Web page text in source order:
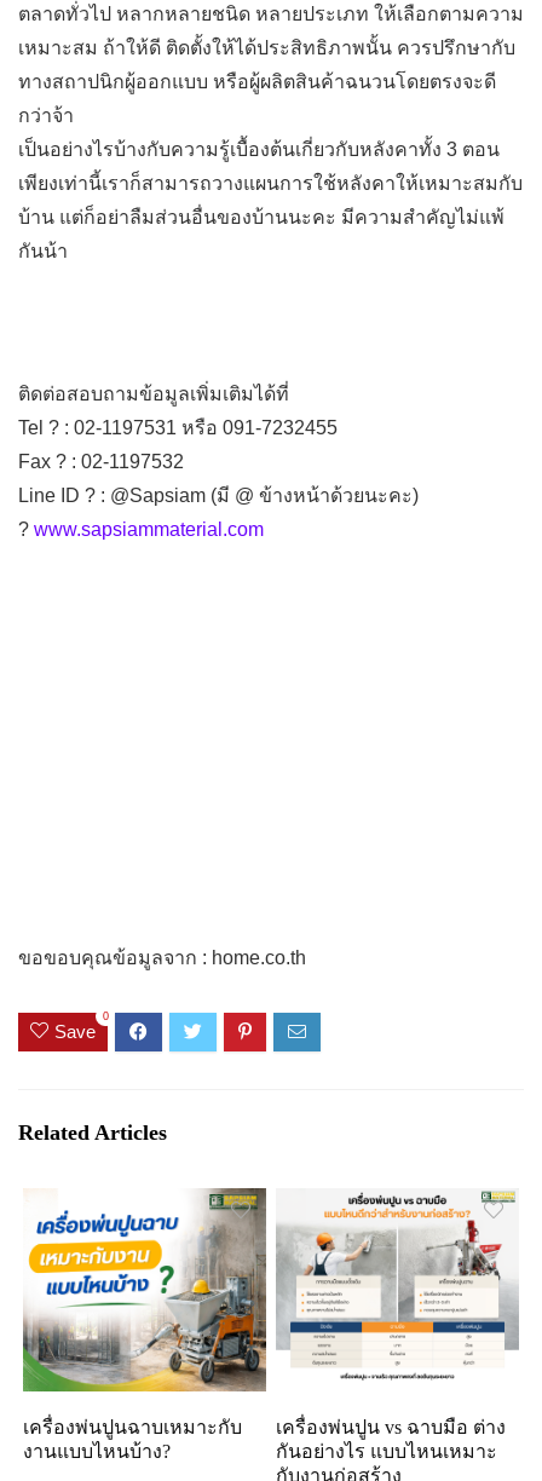
ตลาดทั่วไป หลากหลายชนิด หลายประเภท ให้เลือกตามความ
เหมาะสม ถ้าให้ดี ติดตั้งให้ได้ประสิทธิภาพนั้น ควรปรึกษากับ
ทางสถาปนิกผู้ออกแบบ หรือผู้ผลิตสินค้าฉนวนโดยตรงจะดี
กว่าจ้า
เป็นอย่างไรบ้างกับความรู้เบื้องต้นเกี่ยวกับหลังคาทั้ง 3 ตอน
เพียงเท่านี้เราก็สามารถวางแผนการใช้หลังคาให้เหมาะสมกับ
บ้าน แต่ก็อย่าลืมส่วนอื่นของบ้านนะคะ มีความสำคัญไม่แพ้
กันน้า
ติดต่อสอบถามข้อมูลเพิ่มเติมได้ที่
Tel ? : 02-1197531 หรือ 091-7232455
Fax ? : 02-1197532
Line ID ? : @Sapsiam (มี @ ข้างหน้าด้วยนะคะ)
? www.sapsiammaterial.com
ขอขอบคุณข้อมูลจาก : home.co.th
Save
0
Related Articles
เครื่องพ่นปูนฉาบเหมาะกับ
งานแบบไหนบ้าง?
เครื่องพ่นปูน vs ฉาบมือ ต่าง
กันอย่างไร แบบไหนเหมาะ
กับงานก่อสร้าง